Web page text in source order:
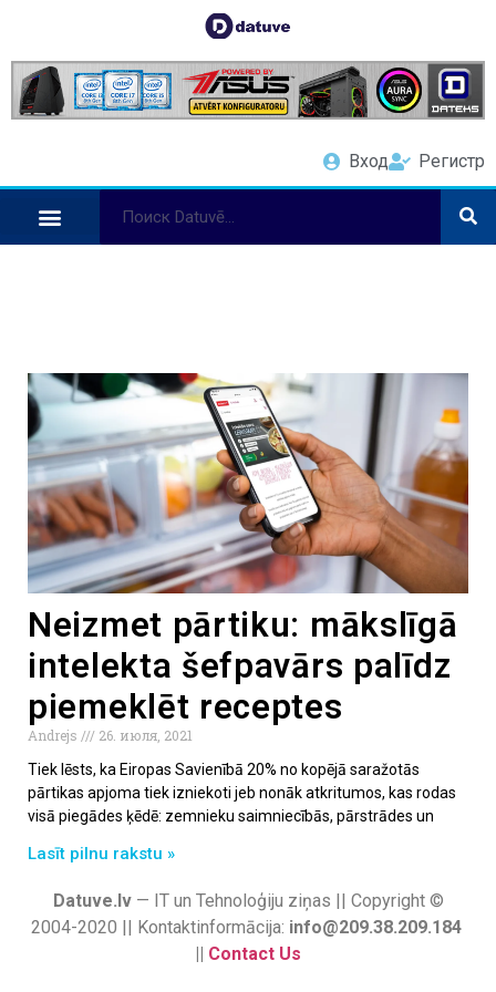
Вход Регистр
Neizmet pārtiku: mākslīgā
intelekta šefpavārs palīdz
piemeklēt receptes
Andrejs
26. июля, 2021
Tiek lēsts, ka Eiropas Savienībā 20% no kopējā saražotās
pārtikas apjoma tiek izniekoti jeb nonāk atkritumos, kas rodas
visā piegādes ķēdē: zemnieku saimniecībās, pārstrādes un
Lasīt pilnu rakstu »
Datuve.lv— IT un Tehnoloģiju ziņas || Copyright ©
2004-2020 || Kontaktinformācija: info@209.38.209.184
|| Contact Us